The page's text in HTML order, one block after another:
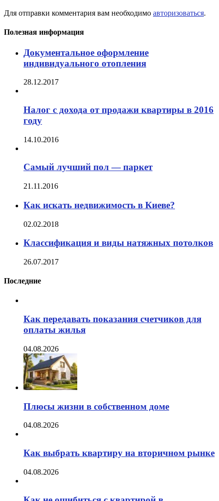
Для отправки комментария вам необходимо авторизоваться.
Полезная информация
Документальное оформление
индивидуального отопления
28.12.2017
Налог с дохода от продажи квартиры в 2016
году
14.10.2016
Самый лучший пол — паркет
21.11.2016
Как искать недвижимость в Киеве?
02.02.2018
Классификация и виды натяжных потолков
26.07.2017
Последние
Как передавать показания счетчиков для
оплаты жилья
04.08.2026
Плюсы жизни в собственном доме
04.08.2026
Как выбрать квартиру на вторичном рынке
04.08.2026